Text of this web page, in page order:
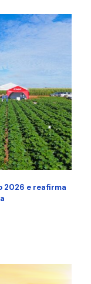
2026 e reafirma